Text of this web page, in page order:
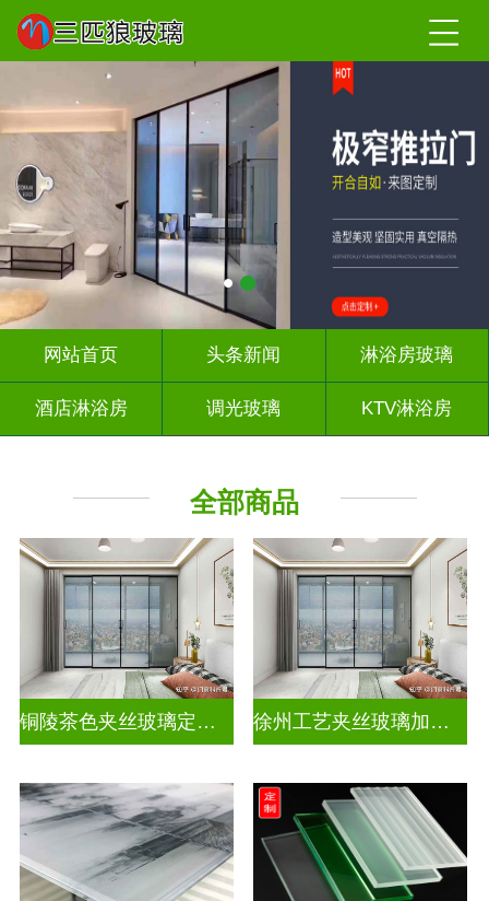
网站首页 头条新闻 淋浴房玻璃
酒店淋浴房 调光玻璃 KTV淋浴房
全部商品
铜陵茶色夹丝玻璃定制电话 徐州工艺夹丝玻璃加工企业